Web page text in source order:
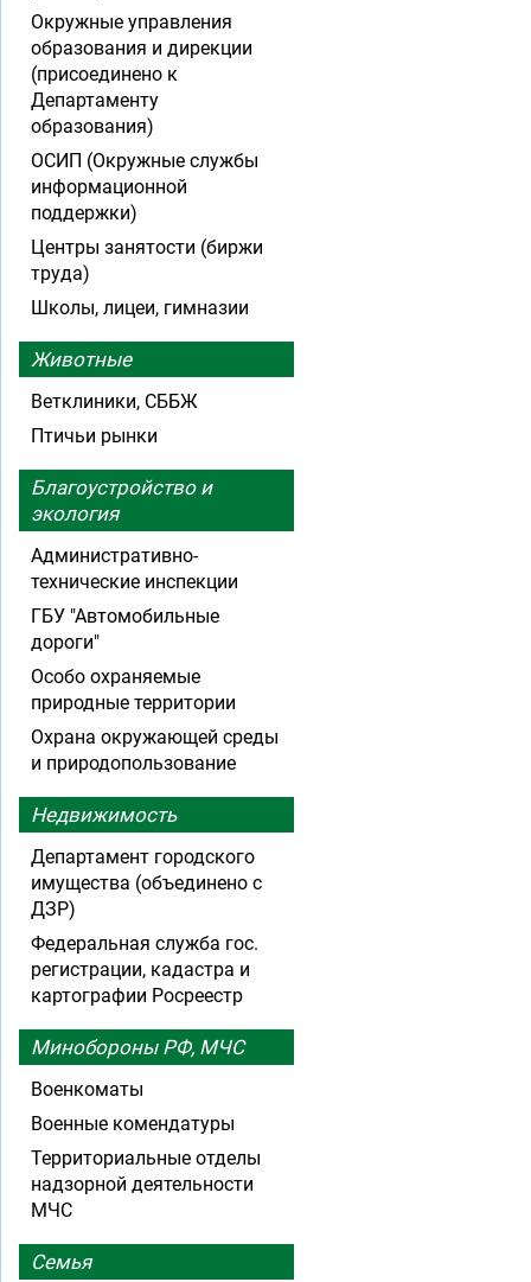
Окружные управления
образования и дирекции
(присоединено к
Департаменту
образования)
ОСИП (Окружные службы
информационной
поддержки)
Центры занятости (биржи
труда)
Школы, лицеи, гимназии
Животные
Ветклиники, СББЖ
Птичьи рынки
Благоустройство и
экология
Административно-
технические инспекции
ГБУ "Автомобильные
дороги"
Особо охраняемые
природные территории
Охрана окружающей среды
и природопользование
Недвижимость
Департамент городского
имущества (объединено с
ДЗР)
Федеральная служба гос.
регистрации, кадастра и
картографии Росреестр
Минобороны РФ, МЧС
Военкоматы
Военные комендатуры
Территориальные отделы
надзорной деятельности
МЧС
Семья